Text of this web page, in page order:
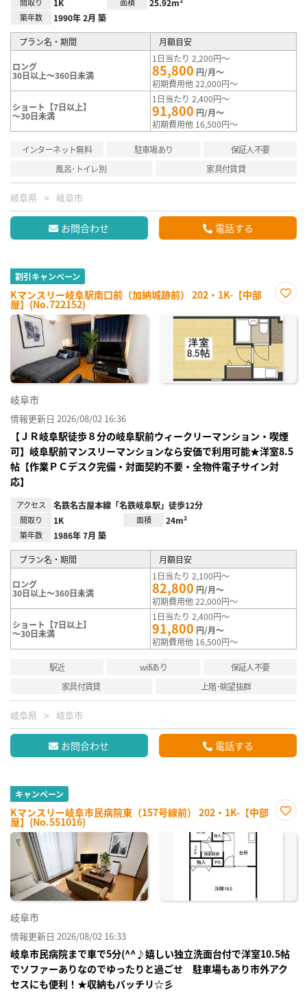
1K 25.92m²
築年数 1990年 2月 築
プラン名・期間 月額目安
ロング
30日以上～360日未満
1日当たり 2,200円～
85,800 円/月～
初期費用他 22,000円～
ショート【7日以上】
～30日未満
1日当たり 2,400円～
91,800 円/月～
初期費用他 16,500円～
インターネット無料 駐車場あり
保証人不要
風呂･トイレ別
家具付賃貸
岐阜県 岐阜市
お問合わせ 電話する
割引キャンペーン
Kマンスリー岐阜駅南口前（加納城跡前） 202・1K-【中部
屋】(No.722152)
に入
録
岐阜市
情報更新日 2026/08/02 16:36
【ＪＲ岐阜駅徒歩８分の岐阜駅前ウィークリーマンション・喫煙
可】岐阜駅前マンスリーマンションなら安価で利用可能★洋室8.5
帖【作業ＰＣデスク完備・対面契約不要・全物件電子サイン対
応】
アクセス 名鉄名古屋本線「名鉄岐阜駅」徒歩12分
間取り 1K 面積 24m²
築年数 1986年 7月 築
プラン名・期間 月額目安
ロング
30日以上～360日未満
1日当たり 2,100円～
82,800 円/月～
初期費用他 22,000円～
ショート【7日以上】
～30日未満
1日当たり 2,400円～
91,800 円/月～
初期費用他 16,500円～
駅近 wifiあり
保証人不要
家具付賃貸
上階･眺望抜群
岐阜県 岐阜市
お問合わせ 電話する
キャンペーン
Kマンスリー岐阜市民病院東（157号線前） 202・1K-【中部
屋】(No.551016)
に入
岐阜市
情報更新日 2026/08/02 16:33
岐阜市民病院まで車で5分(^^♪嬉しい独立洗面台付で洋室10.5帖
でソファーありなのでゆったりと過ごせ 駐車場もあり市外アク
セスにも便利！★収納もバッチリ☆彡